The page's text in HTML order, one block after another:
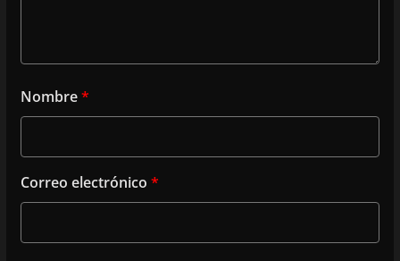
Nombre*
Correo electrónico *